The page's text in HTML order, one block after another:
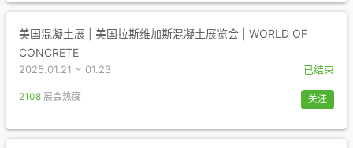
美国混凝土展 | 美国拉斯维加斯混凝土展览会 | WORLD OF
CONCRETE
2025.01.21 ~ 01.23 已结束
2108 展会热度 关注